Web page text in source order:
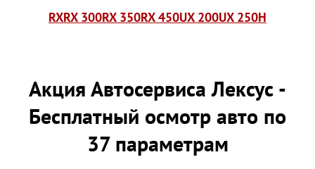
RXRX 300RX 350RX 450UX 200UX 250H
Акция Автосервиса Лексус -
Бесплатный осмотр авто по
37 параметрам